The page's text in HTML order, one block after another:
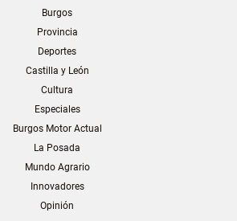
Burgos
Provincia
Deportes
Castilla y León
Cultura
Especiales
Burgos Motor Actual
La Posada
Mundo Agrario
Innovadores
Opinión